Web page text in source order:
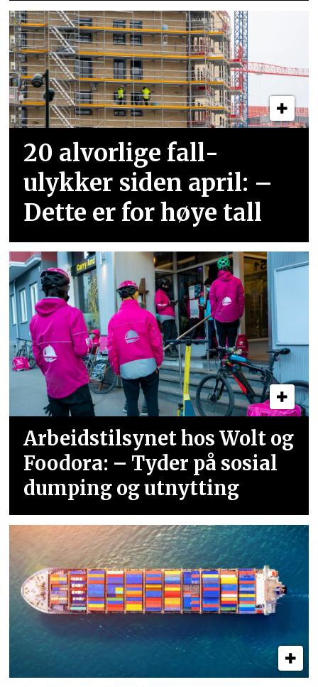
20 alvorlige fall­
ulykker siden april: –
Dette er for høye tall
Arbeidstilsynet hos Wolt og
Foodora: – Tyder på sosial
dumping og utnytting